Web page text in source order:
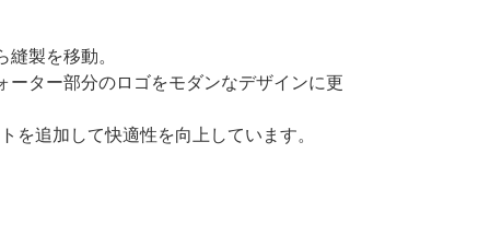
製を移動。
ター部分のロゴをモダンなデザインに更
を追加して快適性を向上しています。